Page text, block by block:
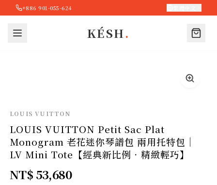
+886 901-055-624
KÉSH.
LOUIS VUITTON
LOUIS VUITTON Petit Sac Plat
Monogram 老花迷你琴譜包 兩用托特包｜
LV Mini Tote【經典新比例．精緻輕巧】
NT$ 53,680